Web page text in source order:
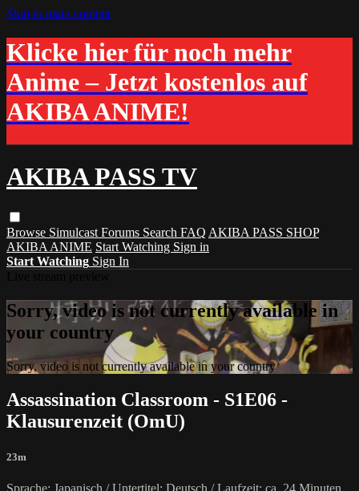
Skip to main content
Klicke hier für noch mehr
Anime – Jetzt kostenlos auf
AKIBA ANIME!
AKIBA PASS TV
Browse Simulcast Forums Search FAQ AKIBA PASS SHOP
AKIBA ANIME Start Watching Sign in
Start Watching Sign In
Sorry, video is not currently available in
your country
Sorry, video is not currently available in your country
Assassination Classroom - S1E06 -
Klausurenzeit (OmU)
23m
Sprache: Japanisch / Untertitel: Deutsch / Laufzeit: ca. 24 Minuten